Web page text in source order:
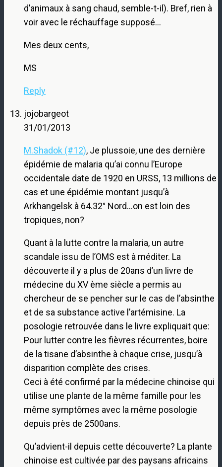
d’animaux à sang chaud, semble-t-il). Bref, rien à
voir avec le réchauffage supposé…
Mes deux cents,
MS
Reply
jojobargeot
31/01/2013
M.Shadok (#12), Je plussoie, une des dernière
épidémie de malaria qu’ai connu l’Europe
occidentale date de 1920 en URSS, 13 millions de
cas et une épidémie montant jusqu’à
Arkhangelsk à 64.32° Nord…on est loin des
tropiques, non?
Quant à la lutte contre la malaria, un autre
scandale issu de l’OMS est à méditer. La
découverte il y a plus de 20ans d’un livre de
médecine du XV ème siècle a permis au
chercheur de se pencher sur le cas de l’absinthe
et de sa substance active l’artémisine. La
posologie retrouvée dans le livre expliquait que:
Pour lutter contre les fièvres récurrentes, boire
de la tisane d’absinthe à chaque crise, jusqu’à
disparition complète des crises.
Ceci à été confirmé par la médecine chinoise qui
utilise une plante de la même famille pour les
même symptômes avec la même posologie
depuis près de 2500ans.
Qu’advient-il depuis cette découverte? La plante
chinoise est cultivée par des paysans africains